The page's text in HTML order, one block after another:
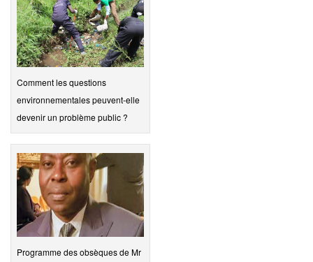
Comment les questions
environnementales peuvent-elle
devenir un problème public ?
Programme des obsèques de Mr